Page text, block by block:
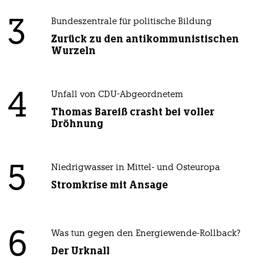
3 Bundeszentrale für politische Bildung
Zurück zu den antikommunistischen
Wurzeln
4 Unfall von CDU-Abgeordnetem
Thomas Bareiß crasht bei voller
Dröhnung
5 Niedrigwasser in Mittel- und Osteuropa
Stromkrise mit Ansage
6 Was tun gegen den Energiewende-Rollback?
Der Urknall